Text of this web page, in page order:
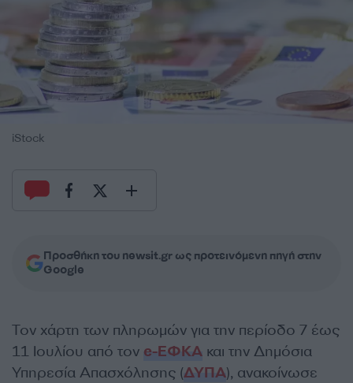
iStock
Προσθήκη του newsit.gr ως προτεινόμενη πηγή στην
Google
Τον χάρτη των πληρωμών για την περίοδο 7 έως
11 Ιουλίου από τον e-ΕΦΚΑ και την Δημόσια
Υπηρεσία Απασχόλησης (ΔΥΠΑ), ανακοίνωσε